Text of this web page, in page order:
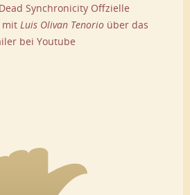
Synchronicity Offzielle
mit Luis Olivan Tenorio über das
bei Youtube